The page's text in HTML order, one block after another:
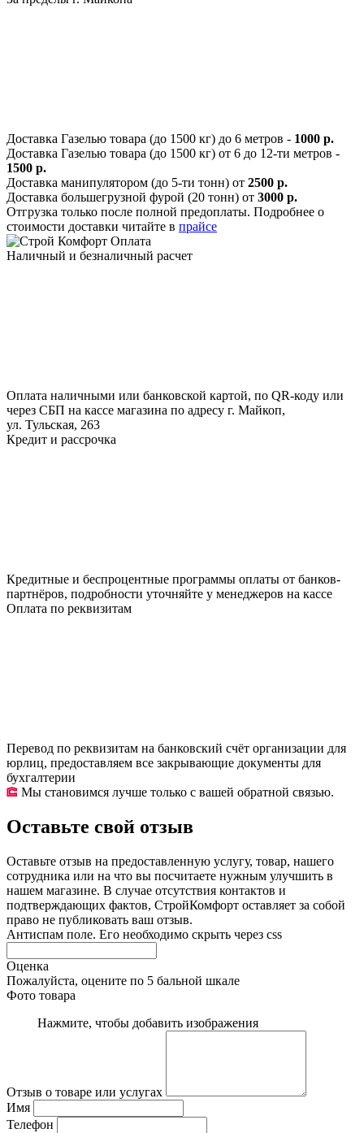
Доставка Газелью товара (до 1500 кг) до 6 метров - 1000 р.
Доставка Газелью товара (до 1500 кг) от 6 до 12-ти метров -
1500 р.
Доставка манипулятором (до 5-ти тонн) от 2500 р.
Доставка большегрузной фурой (20 тонн) от 3000 р.
Отгрузка только после полной предоплаты. Подробнее о
стоимости доставки читайте в прайсе
Оплата
Наличный и безналичный расчет
Оплата наличными или банковской картой, по QR-коду или
через СБП на кассе магазина по адресу г. Майкоп,
ул. Тульская, 263
Кредит и рассрочка
Кредитные и беспроцентные программы оплаты от банков-
партнёров, подробности уточняйте у менеджеров на кассе
Оплата по реквизитам
Перевод по реквизитам на банковский счёт организации для
юрлиц, предоставляем все закрывающие документы для
бухгалтерии
Мы становимся лучше только с вашей обратной связью.
Оставьте свой отзыв
Оставьте отзыв на предоставленную услугу, товар, нашего
сотрудника или на что вы посчитаете нужным улучшить в
нашем магазине. В случае отсутствия контактов и
подтверждающих фактов, СтройКомфорт оставляет за собой
право не публиковать ваш отзыв.
Антиспам поле. Его необходимо скрыть через css
Оценка
Пожалуйста, оцените по 5 бальной шкале
Фото товара
Нажмите, чтобы добавить изображения
Отзыв о товаре или услугах
Имя
Телефон